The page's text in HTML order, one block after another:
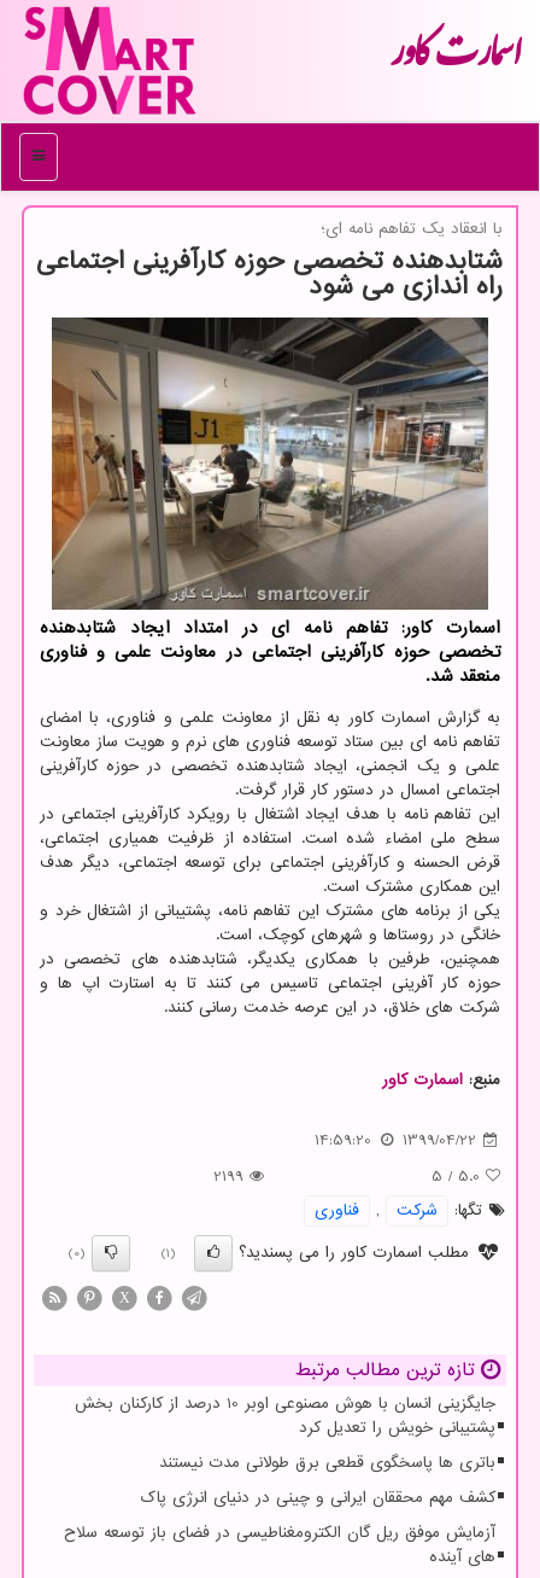
اسمارت كاور
منو
با انعقاد یك تفاهم نامه ای؛
شتابدهنده تخصصی حوزه كارآفرینی اجتماعی
راه اندازی می شود
اسمارت كاور: تفاهم نامه ای در امتداد ایجاد شتابدهنده
تخصصی حوزه كارآفرینی اجتماعی در معاونت علمی و فناوری
منعقد شد.
به گزارش اسمارت کاور به نقل از معاونت علمی و فناوری، با امضای
تفاهم نامه ای بین ستاد توسعه فناوری های نرم و هویت ساز معاونت
علمی و یک انجمنی، ایجاد شتابدهنده تخصصی در حوزه کارآفرینی
اجتماعی امسال در دستور کار قرار گرفت.
این تفاهم نامه با هدف ایجاد اشتغال با رویکرد کارآفرینی اجتماعی در
سطح ملی امضاء شده است. استفاده از ظرفیت همیاری اجتماعی،
قرض الحسنه و کارآفرینی اجتماعی برای توسعه اجتماعی، دیگر هدف
این همکاری مشترک است.
یکی از برنامه های مشترک این تفاهم نامه، پشتیبانی از اشتغال خرد و
خانگی در روستاها و شهرهای کوچک، است.
همچنین، طرفین با همکاری یکدیگر، شتابدهنده های تخصصی در
حوزه کار آفرینی اجتماعی تاسیس می کنند تا به استارت اپ ها و
شرکت های خلاق، در این عرصه خدمت رسانی کنند.
منبع: اسمارت كاور
1399/04/22
14:59:20
5.0
/
5
2199
تگها:
شركت ,
فناوری
مطلب اسمارت کاور را می پسندید؟
(1)
(0)
X
تازه ترین مطالب مرتبط
جایگزینی انسان با هوش مصنوعی اوبر 10 درصد از کارکنان بخش
پشتیبانی خویش را تعدیل کرد
باتری ها پاسخگوی قطعی برق طولانی مدت نیستند
کشف مهم محققان ایرانی و چینی در دنیای انرژی پاک
آزمایش موفق ریل گان الکترومغناطیسی در فضای باز توسعه سلاح
های آینده